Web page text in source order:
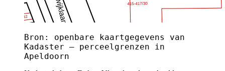
Bron: openbare kaartgegevens van
Kadaster — perceelgrenzen in
Apeldoorn